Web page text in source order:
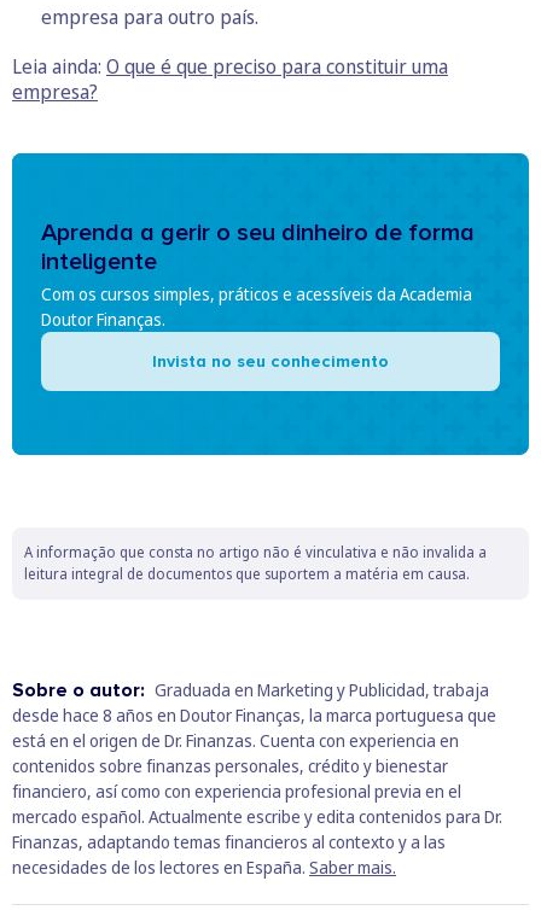
empresa para outro país.
Leia ainda: O que é que preciso para constituir uma
empresa?
Aprenda a gerir o seu dinheiro de forma
inteligente
Com os cursos simples, práticos e acessíveis da Academia
Doutor Finanças.
Invista no seu conhecimento
A informação que consta no artigo não é vinculativa e não invalida a
leitura integral de documentos que suportem a matéria em causa.
Sobre o autor: Graduada en Marketing y Publicidad, trabaja
desde hace 8 años en Doutor Finanças, la marca portuguesa que
está en el origen de Dr. Finanzas. Cuenta con experiencia en
contenidos sobre finanzas personales, crédito y bienestar
financiero, así como con experiencia profesional previa en el
mercado español. Actualmente escribe y edita contenidos para Dr.
Finanzas, adaptando temas financieros al contexto y a las
necesidades de los lectores en España. Saber mais.